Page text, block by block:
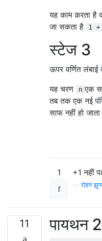
यह काम करता है
जा सकता है
1
स्टेज 3
ऊपर वर्णित
यह चरण
n एक
तब तक एक नई
साफ नहीं हो
1 +1 नहीं
—रोहन
11 पायथन